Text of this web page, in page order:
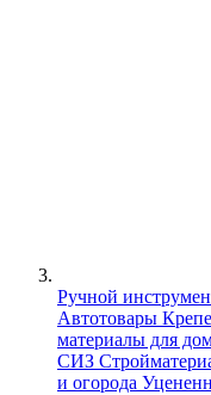
Ручной
Автотовары
материалы для
СИЗ
и огорода